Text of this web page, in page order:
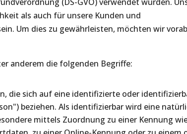
als auch für unsere Kunden und
Um dies zu gewährleisten, möchten wir
anderem die folgenden Begriffe:
die sich auf eine identifizierte oder
beziehen. Als identifizierbar wird eine
mittels Zuordnung zu einer Kennung